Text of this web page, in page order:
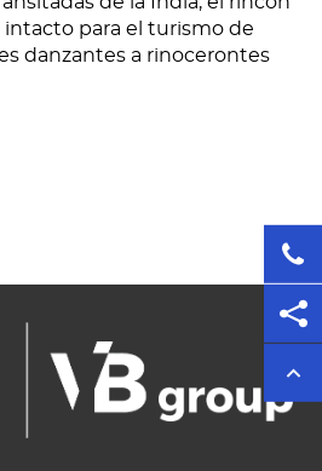
para el turismo de
danzantes a rinocerontes